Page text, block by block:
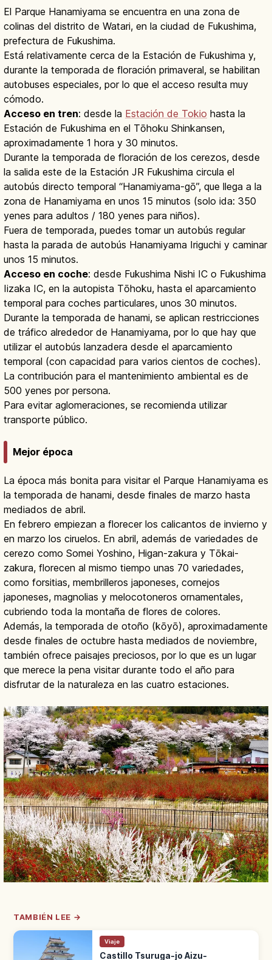
El Parque Hanamiyama se encuentra en una zona de
colinas del distrito de Watari, en la ciudad de Fukushima,
prefectura de Fukushima.
Está relativamente cerca de la Estación de Fukushima y,
durante la temporada de floración primaveral, se habilitan
autobuses especiales, por lo que el acceso resulta muy
cómodo.
Acceso en tren: desde la Estación de Tokio hasta la
Estación de Fukushima en el Tōhoku Shinkansen,
aproximadamente 1 hora y 30 minutos.
Durante la temporada de floración de los cerezos, desde
la salida este de la Estación JR Fukushima circula el
autobús directo temporal “Hanamiyama-gō”, que llega a la
zona de Hanamiyama en unos 15 minutos (solo ida: 350
yenes para adultos / 180 yenes para niños).
Fuera de temporada, puedes tomar un autobús regular
hasta la parada de autobús Hanamiyama Iriguchi y caminar
unos 15 minutos.
Acceso en coche: desde Fukushima Nishi IC o Fukushima
Iizaka IC, en la autopista Tōhoku, hasta el aparcamiento
temporal para coches particulares, unos 30 minutos.
Durante la temporada de hanami, se aplican restricciones
de tráfico alrededor de Hanamiyama, por lo que hay que
utilizar el autobús lanzadera desde el aparcamiento
temporal (con capacidad para varios cientos de coches).
La contribución para el mantenimiento ambiental es de
500 yenes por persona.
Para evitar aglomeraciones, se recomienda utilizar
transporte público.
Mejor época
La época más bonita para visitar el Parque Hanamiyama es
la temporada de hanami, desde finales de marzo hasta
mediados de abril.
En febrero empiezan a florecer los calicantos de invierno y
en marzo los ciruelos. En abril, además de variedades de
cerezo como Somei Yoshino, Higan-zakura y Tōkai-
zakura, florecen al mismo tiempo unas 70 variedades,
como forsitias, membrilleros japoneses, cornejos
japoneses, magnolias y melocotoneros ornamentales,
cubriendo toda la montaña de flores de colores.
Además, la temporada de otoño (kōyō), aproximadamente
desde finales de octubre hasta mediados de noviembre,
también ofrece paisajes preciosos, por lo que es un lugar
que merece la pena visitar durante todo el año para
disfrutar de la naturaleza en las cuatro estaciones.
TAMBIÉN LEE →
Viaje
Castillo Tsuruga-jo Aizu-